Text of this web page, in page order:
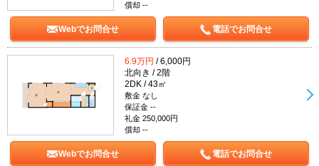
償却 --
Webでお問合せ 電話でお問合せ
6.9万円 / 6,000円
北向き / 2階
2DK / 43㎡
敷金 なし
保証金 --
礼金 250,000円
償却 --
Webでお問合せ 電話でお問合せ